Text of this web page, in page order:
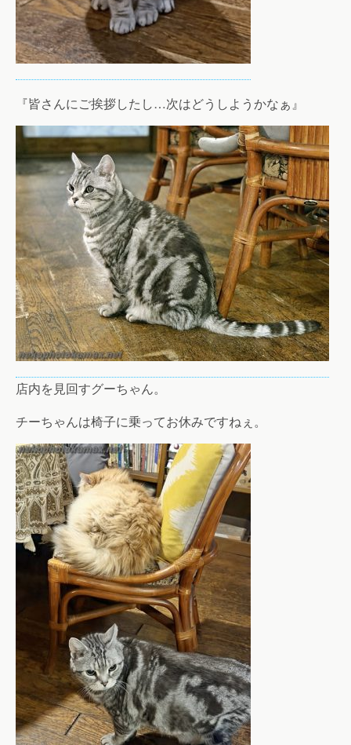
『皆さんにご挨拶したし…次はどうしようかなぁ』
店内を見回すグーちゃん。
チーちゃんは椅子に乗ってお休みですねぇ。